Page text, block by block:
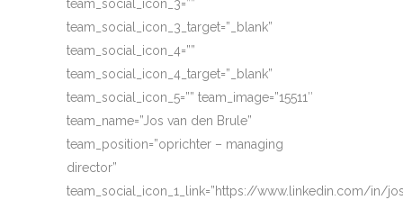
team_social_icon_3=””
team_social_icon_3_target=”_blank”
team_social_icon_4=””
team_social_icon_4_target=”_blank”
team_social_icon_5=”” team_image=”15511″
team_name=”Jos van den Brule”
team_position=”oprichter – managing
director”
team_social_icon_1_link=”https://www.linkedin.com/in/